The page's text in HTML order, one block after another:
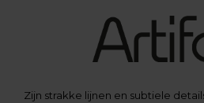
Zijn strakke lijnen en subtiele